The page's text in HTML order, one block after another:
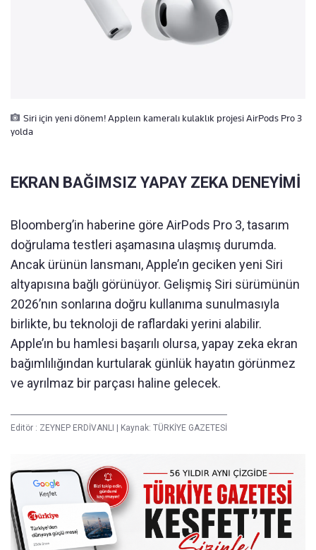
Siri için yeni dönem! Appleın kameralı kulaklık projesi AirPods Pro 3
yolda
EKRAN BAĞIMSIZ YAPAY ZEKA DENEYİMİ
Bloomberg’in haberine göre AirPods Pro 3, tasarım
doğrulama testleri aşamasına ulaşmış durumda.
Ancak ürünün lansmanı, Apple’ın geciken yeni Siri
altyapısına bağlı görünüyor. Gelişmiş Siri sürümünün
2026’nın sonlarına doğru kullanıma sunulmasıyla
birlikte, bu teknoloji de raflardaki yerini alabilir.
Apple’ın bu hamlesi başarılı olursa, yapay zeka ekran
bağımlılığından kurtularak günlük hayatın görünmez
ve ayrılmaz bir parçası haline gelecek.
Editör : ZEYNEP ERDİVANLI | Kaynak: TÜRKİYE GAZETESİ